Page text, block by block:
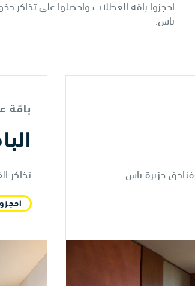
احجزوا باقة العطلات واحصلوا على تذاكر
ياس.
باقة
تذاكر جزيرة ياس